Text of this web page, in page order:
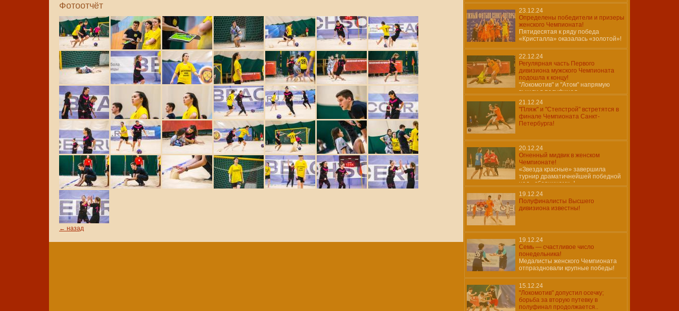
Фотоотчёт
← назад
23.12.24
Определены победители и призеры
женского Чемпионата!
Пятидесятая к ряду победа
«Кристалла» оказалась «золотой»!
22.12.24
Регулярная часть Первого
дивизиона мужского Чемпионата
подошла к концу!
"Локомотив" и "Атом" напрямую
вышли в полуфинал.
21.12.24
"Пляж" и "Степстрой" встретятся в
финале Чемпионата Санкт-
Петербурга!
20.12.24
Огненный мидвик в женском
Чемпионате!
«Звезда красные» завершила
турнир драматичнейшей победной
над «сборницами»!
19.12.24
Полуфиналисты Высшего
дивизиона известны!
19.12.24
Семь — счастливое число
понедельника!
Медалисты женского Чемпионата
отпраздновали крупные победы!
15.12.24
"Локомотив" допустил осечку;
борьба за вторую путевку в
полуфинал продолжается..